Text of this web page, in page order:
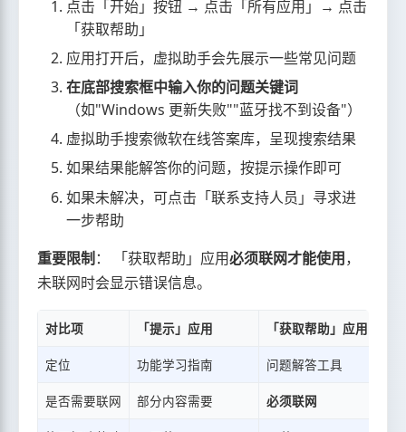
点击「开始」按钮 → 点击「所有应用」→ 点击
「获取帮助」
应用打开后，虚拟助手会先展示一些常见问题
在底部搜索框中输入你的问题关键词
（如"Windows 更新失败""蓝牙找不到设备"）
虚拟助手搜索微软在线答案库，呈现搜索结果
如果结果能解答你的问题，按提示操作即可
如果未解决，可点击「联系支持人员」寻求进
一步帮助
重要限制： 「获取帮助」应用必须联网才能使用，
未联网时会显示错误信息。
对比项 「提示」应用 「获取帮助」应用
定位 功能学习指南 问题解答工具
是否需要联网 部分内容需要 必须联网